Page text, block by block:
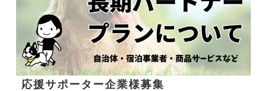
応援サポーター企業様募集